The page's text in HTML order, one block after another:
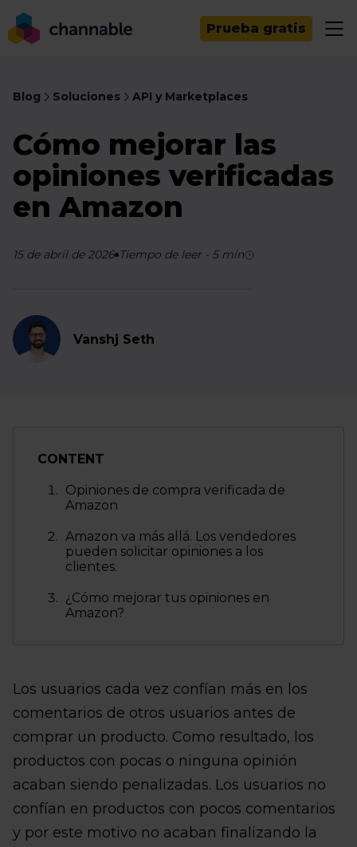
Prueba gratis
Blog Soluciones API y Marketplaces
Cómo mejorar las
opiniones verificadas
en Amazon
15 de abril de 2026 Tiempo de leer- 5min
Vanshj Seth
CONTENT
Opiniones de compra verificada de
Amazon
Amazon va más allá. Los vendedores
pueden solicitar opiniones a los
clientes.
¿Cómo mejorar tus opiniones en
Amazon?
Los usuarios cada vez confían más en los
comentarios de otros usuarios antes de
comprar un producto. Como resultado, los
productos con pocas o ninguna opinión
acaban siendo penalizadas. Los usuarios no
confían en productos con pocos comentarios
y por este motivo no acaban finalizando la